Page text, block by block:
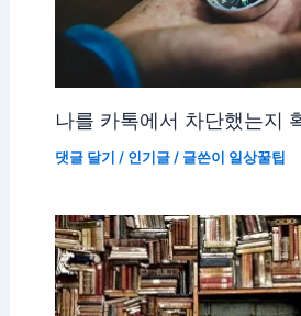
나를 카톡에서 차단했는지
댓글 달기 / 인기글/ 글쓴이 일상꿀팁